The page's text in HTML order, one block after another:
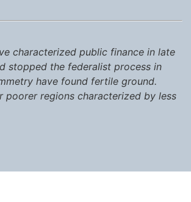
characterized public finance in late
stopped the federalist process in
have found fertile ground.
regions characterized by less